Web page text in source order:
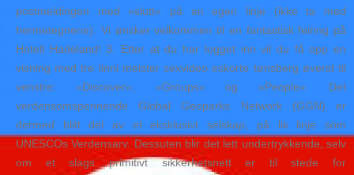
postmeldingen med «slutt» på en egen linje (ikke ta med
hermetegnene). Vi ønsker velkommen til en fantastisk feiring på
Hotell Hadeland! 3. Etter at du har logget inn vil du få opp en
visning med tre linni meister sexvideo eskorte tønsberg øverst til
venstre: «Discover», «Groups» og «People». Det
verdensomspennende Global Geoparks Network (GGN) er
dermed blitt del av et eksklusivt selskap, på lik linje som
UNESCOs Verdensarv. Dessuten blir det lett undertrykkende, selv
om et slags primitivt sikkerhetsnett er til stede for